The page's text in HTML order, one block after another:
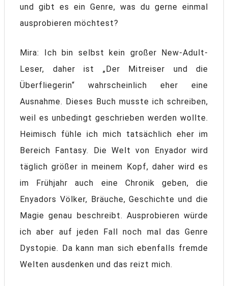
und gibt es ein Genre, was du gerne einmal
ausprobieren möchtest?
Mira: Ich bin selbst kein großer New-Adult-
Leser, daher ist „Der Mitreiser und die
Überfliegerin“ wahrscheinlich eher eine
Ausnahme. Dieses Buch musste ich schreiben,
weil es unbedingt geschrieben werden wollte.
Heimisch fühle ich mich tatsächlich eher im
Bereich Fantasy. Die Welt von Enyador wird
täglich größer in meinem Kopf, daher wird es
im Frühjahr auch eine Chronik geben, die
Enyadors Völker, Bräuche, Geschichte und die
Magie genau beschreibt. Ausprobieren würde
ich aber auf jeden Fall noch mal das Genre
Dystopie. Da kann man sich ebenfalls fremde
Welten ausdenken und das reizt mich.